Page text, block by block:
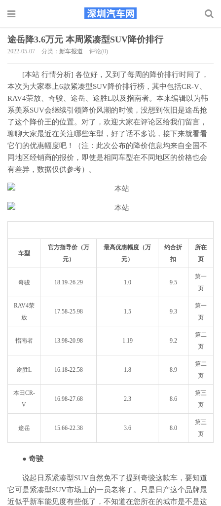
途岳降3.6万元 本周紧凑型SUV降价排行
2022-05-07 分类： 新车报道 评论(0)
[本站 行情分析] 各位好，又到了每周的降价排行时间了，
本次为大家奉上6款紧凑型SUV降价排行榜，其中包括CR-V、
RAV4荣放、奇骏、途岳、途胜L以及指南者。本来编辑以为韩
系美系SUV会继续引领降价风潮的时候，没想到依旧是途岳抢
了这个降价王的位置。对了，欢迎大家在评论区给我们留言，
聊聊大家最近在关注哪些车型，好了话不多说，接下来就看看
它们的优惠幅度吧！
（注：此次公布的降价信息均来自全国不
同地区经销商的报价，即使是相同车型在不同地区的价格也会
有差异，数据仅供参考）。
车型
官方指导价（万
元）
最高优惠幅度（万
元）
约合折
扣
所在
页
奇骏 18.19-26.29 1.0 9.5
第一
页
RAV4荣
放
17.58-25.98 1.5 9.3
第一
页
指南者 13.98-20.98 1.19 9.2
第二
页
途胜L 16.18-22.58 1.8 8.9
第二
页
本田CR-
V
16.98-27.68 2.3 8.6
第三
页
途岳 15.66-22.38 3.6 8.0
第三
页
● 奇骏
说起日系紧凑型SUV自然免不了提到奇骏这款车，要知道
它可是紧凑型SUV市场上的一员老将了。只是日产这个品牌最
近似乎新车能见度有些低了，不知道在您所在的城市是不是这